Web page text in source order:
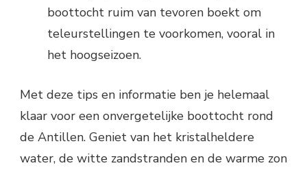
boottocht ruim van tevoren boekt om
teleurstellingen te voorkomen, vooral in
het hoogseizoen.
Met deze tips en informatie ben je helemaal
klaar voor een onvergetelijke boottocht rond
de Antillen. Geniet van het kristalheldere
water, de witte zandstranden en de warme zon